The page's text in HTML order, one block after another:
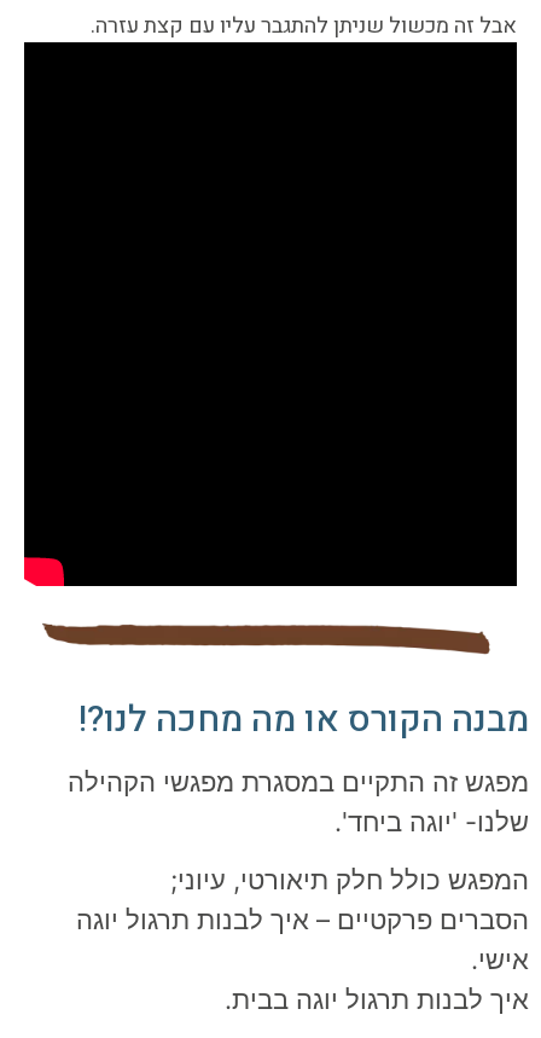
אבל זה מכשול שניתן להתגבר עליו עם קצת עזרה.
הקורס או מה מחכה לנו?!
זה התקיים במסגרת מפגשי הקהילה
'יוגה ביחד'.
כולל חלק תיאורטי, עיוני;
פרקטיים – איך לבנות תרגול יוגה
לבנות תרגול יוגה בבית.